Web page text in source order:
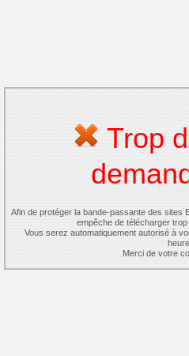
Trop
Afin de protéger la bande-passante des sites
empêche de télécharger
Vous serez automatiquement autorisé à
Merci de votre